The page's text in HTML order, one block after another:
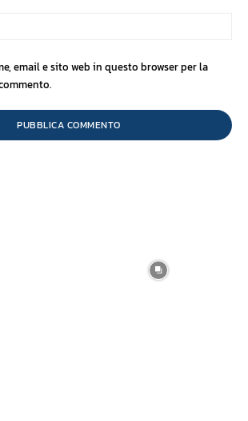
email e sito web in questo browser per la